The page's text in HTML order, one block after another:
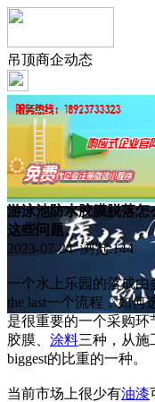
吊顶商企动态
游泳池防水胶膜脱落
这些问题。
2023-07-24 浏览:144
一个水上乐园的落成
the last一个流程，如
是很重要的一个采购
胶膜、 涂料三种，从施
biggest的比重的一种。
当前市场上很少有油漆